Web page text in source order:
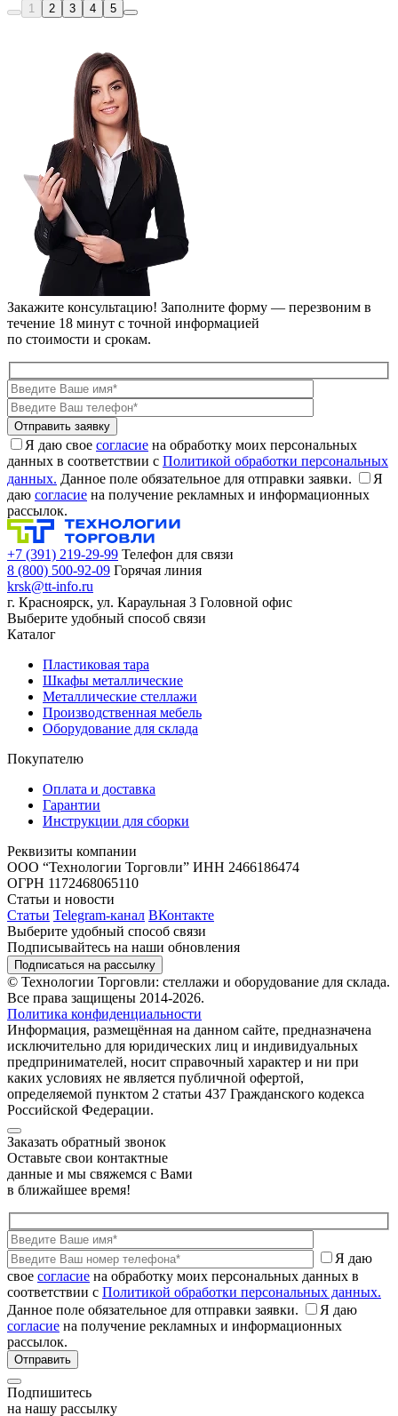
1 2 3 4 5
Закажите консультацию! Заполните форму — перезвоним в
течение 18 минут с точной информацией
по стоимости и срокам.
Я даю свое согласие на обработку моих персональных
данных в соответствии с Политикой обработки персональных
данных. Данное поле обязательное для отправки заявки.
Я
даю согласие на получение рекламных и информационных
рассылок.
+7 (391) 219-29-99 Телефон для связи
8 (800) 500-92-09 Горячая линия
krsk@tt-info.ru
г. Красноярск, ул. Караульная 3 Головной офис
Выберите удобный способ связи
Каталог
Пластиковая тара
Шкафы металлические
Металлические стеллажи
Производственная мебель
Оборудование для склада
Покупателю
Оплата и доставка
Гарантии
Инструкции для сборки
Реквизиты компании
ООО “Технологии Торговли” ИНН 2466186474
ОГРН 1172468065110
Статьи и новости
Статьи Telegram-канал ВКонтакте
Выберите удобный способ связи
Подписывайтесь на наши обновления
Подписаться на рассылку
© Технологии Торговли: стеллажи и оборудование для склада.
Все права защищены 2014-2026.
Политика конфиденциальности
Информация, размещённая на данном сайте, предназначена
исключительно для юридических лиц и индивидуальных
предпринимателей, носит справочный характер и ни при
каких условиях не является публичной офертой,
определяемой пунктом 2 статьи 437 Гражданского кодекса
Российской Федерации.
Заказать обратный звонок
Оставьте свои контактные
данные и мы свяжемся с Вами
в ближайшее время!
Я даю
свое согласие на обработку моих персональных данных в
соответствии с Политикой обработки персональных данных.
Данное поле обязательное для отправки заявки.
Я даю
согласие на получение рекламных и информационных
рассылок.
Подпишитесь
на нашу рассылку